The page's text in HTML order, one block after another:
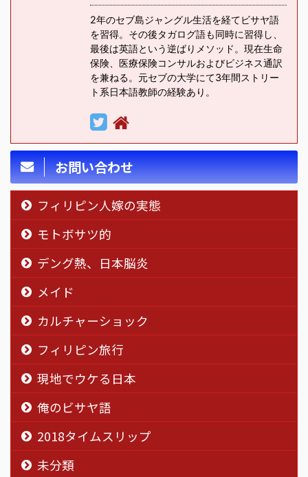
2年のセブ島ジャングル生活を経てビサヤ語
を習得。その後タガログ語も同時に習得し、
最後は英語という逆ばりメソッド。現在生命
保険、医療保険コンサルおよびビジネス通訳
を兼ねる。元セブの大学にて3年間ストリー
ト系日本語教師の経験あり。
お問い合わせ
フィリピン人嫁の実態
モトボサツ的
デング熱、日本脳炎
メイド
カルチャーショック
フィリピン旅行
現地でウケる日本
俺のビサヤ語
2018タイムスリップ
未分類